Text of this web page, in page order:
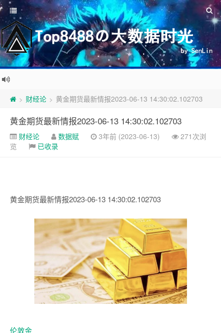
> 财经论 > 黄金期货最新情报2023-06-13 14:30:02.102703
黄金期货最新情报2023-06-13 14:30:02.102703
财经论 数据赋 3年前 (2023-06-13)
271次浏
览
已收录
黄金期货最新情报2023-06-13 14:30:02.102703
伦敦金